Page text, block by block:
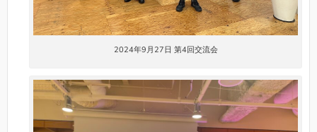
2024年9月27日 第4回交流会